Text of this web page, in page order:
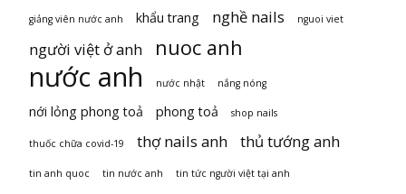
giảng viên nước anh khẩu trang nghề nails nguoi viet
người việt ở anh nuoc anh
nước anh nước nhật nắng nóng
nới lỏng phong toả phong toả shop nails
thuốc chữa covid-19 thợ nails anh thủ tướng anh
tin anh quoc tin nước anh tin tức người việt tại anh